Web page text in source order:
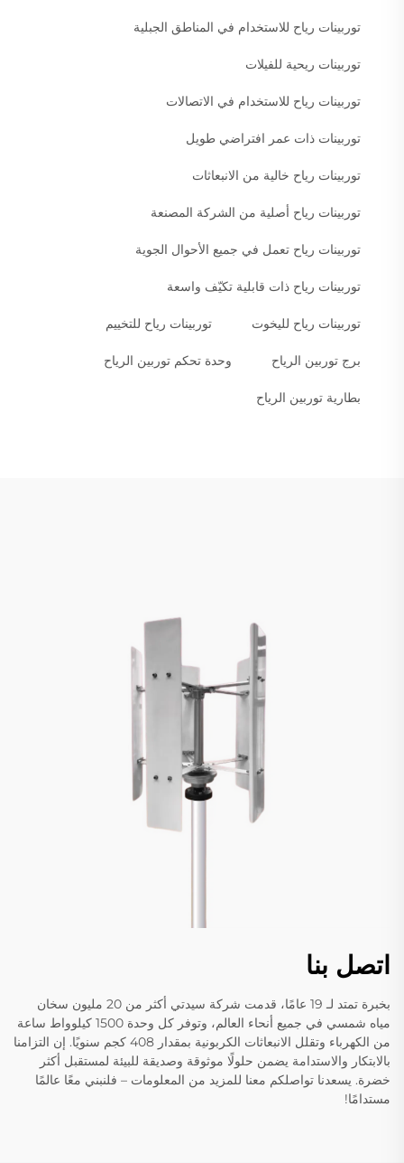
توربينات رياح للاستخدام في المناطق الجبلية
توربينات ريحية للفيلات
توربينات رياح للاستخدام في الاتصالات
توربينات ذات عمر افتراضي طويل
توربينات رياح خالية من الانبعاثات
توربينات رياح أصلية من الشركة المصنعة
توربينات رياح تعمل في جميع الأحوال الجوية
توربينات رياح ذات قابلية تكيّف واسعة
توربينات رياح لليخوت توربينات رياح للتخييم
برج توربين الرياح وحدة تحكم توربين الرياح
بطارية توربين الرياح
اتصل بنا
بخبرة تمتد لـ 19 عامًا، قدمت شركة سيدتي أكثر من 20 مليون سخان
مياه شمسي في جميع أنحاء العالم، وتوفر كل وحدة 1500 كيلوواط ساعة
من الكهرباء وتقلل الانبعاثات الكربونية بمقدار 408 كجم سنويًا. إن التزامنا
بالابتكار والاستدامة يضمن حلولًا موثوقة وصديقة للبيئة لمستقبل أكثر
خضرة. يسعدنا تواصلكم معنا للمزيد من المعلومات – فلنبني معًا عالمًا
مستدامًا!